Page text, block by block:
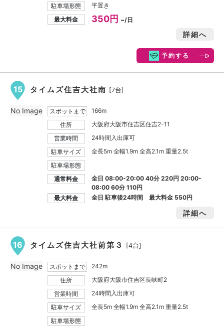
駐車場形態
平置き
最大料金
350円 ~/日
詳細へ
予約する
15 タイムズ住吉大社南 [7台]
スポットまで
166m
住所
大阪府大阪市住吉区住吉2-11
営業時間
24時間入出庫可
駐車サイズ
全長5m 全幅1.9m 全高2.1m 重量2.5t
駐車場形態
通常料金
全日 08:00-20:00 40分 220円 20:00-
08:00 60分 110円
最大料金
全日 駐車後24時間 最大料金 550円
詳細へ
No Image
16 タイムズ住吉大社前第３ [4台]
スポットまで
242m
住所
大阪府大阪市住吉区長峡町2
営業時間
24時間入出庫可
駐車サイズ
全長5m 全幅1.9m 全高2.1m 重量2.5t
駐車場形態
No Image